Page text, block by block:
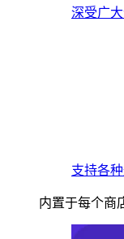
深受广
支持各
内置于每个商